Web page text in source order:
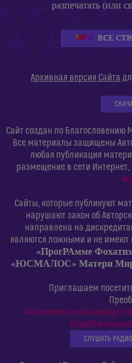
разпечатать (или
ВСЕ
Архивная версия Сайта
Сайт создан по
Все материалы защищены
любая публикация
размещение в сети
Сайты, которые публикуют
нарушают закон об
направлена на
являются ложными и не имеют
«ПрогРАмме
«ЮСМАЛОС» Матери
Приглашаем
«Космическое
СЛУШАТЬ